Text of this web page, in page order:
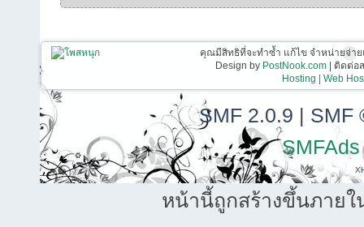
คุณมีสิทธิที่จะทำซ้ำ แก้ไข จำหน่ายจ่า
Design by PostNook.com| ติดต่อส
Hosting | Web
SMF 2.0.9 | SMF
SMFAds
หน้านี้ถูกสร้างขึ้นภายใ